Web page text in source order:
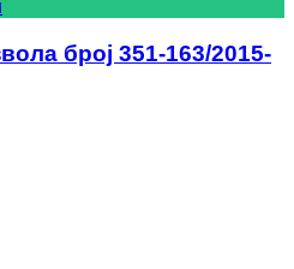
број 351-163/2015-